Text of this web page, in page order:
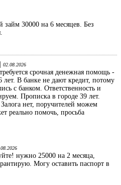
30000 на 6 месяцев. Без
02.08.2026
срочная денежная помощь -
лет. В банке не дают кредит, потому
с банком. Ответственность и
Прописка в городе 39 лет.
нет, поручителей можем
реально помочь, просьба
нужно 25000 на 2 месяца,
Могу оставить паспорт в